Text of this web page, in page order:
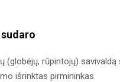
(globėjų, rūpintojų)
išrinktas pirmininkas.